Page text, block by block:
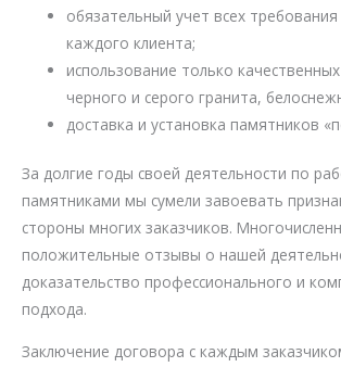
обязательный учет всех
каждого клиента;
использование только
черного и серого гранита,
доставка и установка памятников
За долгие годы своей деятельности по
памятниками мы сумели завоевать
стороны многих заказчиков.
положительные отзывы о нашей
доказательство профессионального и
подхода.
Заключение договора с каждым